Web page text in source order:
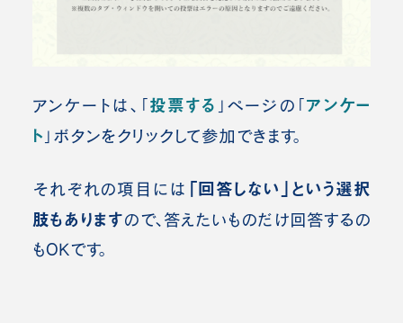
アンケートは、「 投票する 」ページの「 アンケー
ト 」ボタンをクリックして参加できます。
それぞれの項目には 「回答しない」という選択
肢もありますので、答えたいものだけ回答するの
もOKです。